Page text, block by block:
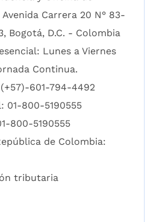
Carrera 20 N° 83-
Bogotá, D.C. - Colombia
Lunes a Viernes
Continua.
601-794-4492
01-800-5190555
800-5190555
de Colombia:
tributaria